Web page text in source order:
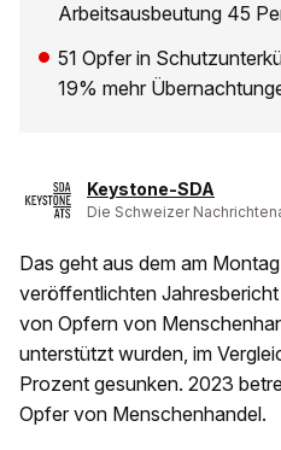
Arbeitsausbeutung 45
51 Opfer in
19% mehr
Keystone-SDA
Die Schweizer
Das geht aus dem am
veröffentlichten
von Opfern von
unterstützt wurden, im
Prozent gesunken. 2023
Opfer von Menschenhandel.